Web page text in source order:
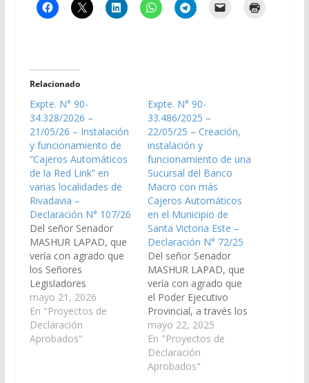
Relacionado
Expte. N° 90-
34.328/2026 –
21/05/26 – Instalación
y funcionamiento de
“Cajeros Automáticos
de la Red Link” en
varias localidades de
Rivadavia –
Declaración N° 107/26
Del señor Senador
MASHUR LAPAD, que
vería con agrado que
los Señores
Legisladores
Nacionales por Salta y
el Poder Ejecutivo
Provincial, gestionen
ante las Autoridades
mayo 21, 2026
En "Proyectos de
Declaración
Aprobados"
Expte. N° 90-
33.486/2025 –
22/05/25 – Creación,
instalación y
funcionamiento de una
Sucursal del Banco
Macro con más
Cajeros Automáticos
en el Municipio de
Santa Victoria Este –
Declaración N° 72/25
Del señor Senador
MASHUR LAPAD, que
vería con agrado que
el Poder Ejecutivo
Provincial, a través los
organismos que
correspondan, arbitren
las medidas que
resulten necesarias, a
mayo 22, 2025
En "Proyectos de
Declaración
Aprobados"